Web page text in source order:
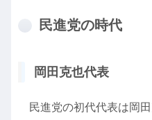
民進党の時代
岡田克也代表
民進党の初代代表は岡